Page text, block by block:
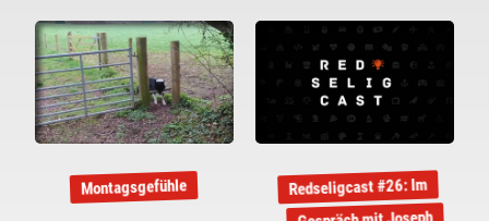
Montagsgefühle Redseligcast #26: Im